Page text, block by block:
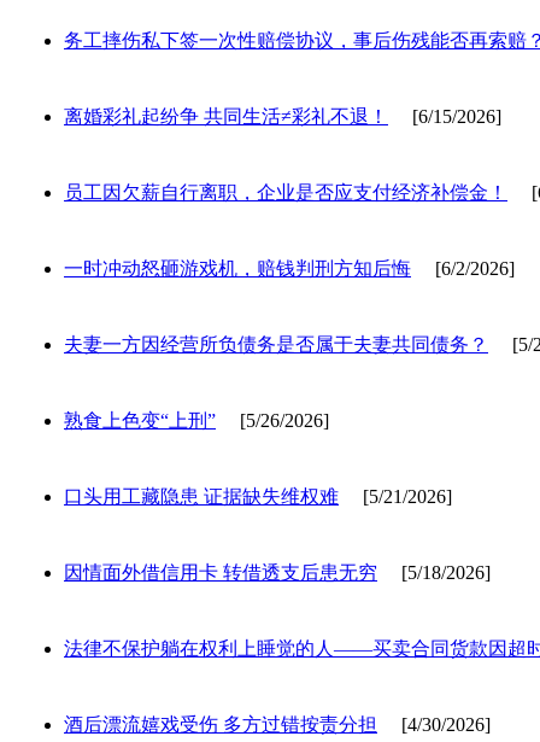
务工摔伤私下签一次性赔偿协议，事后伤残能否再索赔
离婚彩礼起纷争 共同生活≠彩礼不退！ [6/15/2026]
员工因欠薪自行离职，企业是否应支付经济补偿金！
一时冲动怒砸游戏机，赔钱判刑方知后悔 [6/2/2026]
夫妻一方因经营所负债务是否属于夫妻共同债务？ [5/
熟食上色变“上刑” [5/26/2026]
口头用工藏隐患 证据缺失维权难 [5/21/2026]
因情面外借信用卡 转借透支后患无穷 [5/18/2026]
法律不保护躺在权利上睡觉的人——买卖合同货款因超
酒后漂流嬉戏受伤 多方过错按责分担 [4/30/2026]